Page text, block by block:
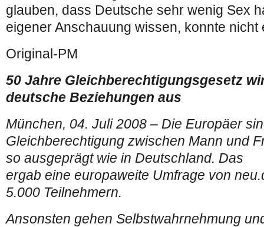
glauben, dass Deutsche sehr wenig Sex
eigener Anschauung wissen, konnte nicht
Original-PM
50 Jahre Gleichberechtigungsgesetz
deutsche Beziehungen aus
München, 04. Juli 2008 – Die Europäer
Gleichberechtigung zwischen Mann und
so ausgeprägt wie in Deutschland. Das
ergab eine europaweite Umfrage von
5.000 Teilnehmern.
Ansonsten gehen Selbstwahrnehmung